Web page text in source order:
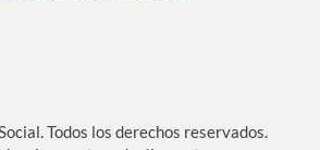
Todos los derechos reservados.